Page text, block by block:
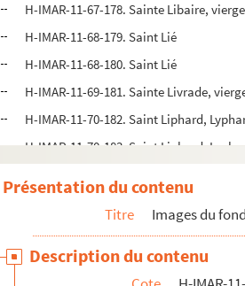
H-IMAR-11-67-178. Sainte Libaire,
H-IMAR-11-68-179. Saint Lié
H-IMAR-11-68-180. Saint Lié
H-IMAR-11-69-181. Sainte Livrade,
H-IMAR-11-70-182. Saint Liphard,
H-IMAR-11-70-183. Saint Liphard,
H-IMAR-11-71-187. Saint Libéral d'Altino
Présentation du contenu
Titre Images du
Description du contenu